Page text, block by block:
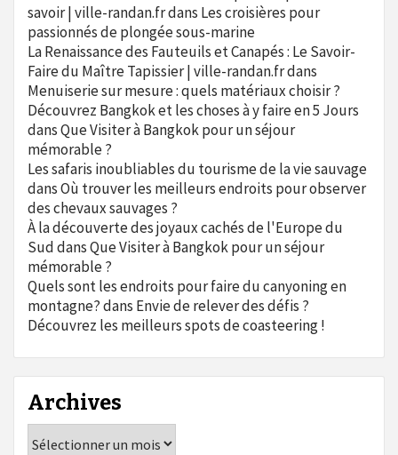
savoir | ville-randan.frdans Les croisières pour
passionnés de plongée sous-marine
La Renaissance des Fauteuils et Canapés : Le Savoir-
Faire du Maître Tapissier | ville-randan.frdans
Menuiserie sur mesure : quels matériaux choisir ?
Découvrez Bangkok et les choses à y faire en 5 Jours
dansQue Visiter à Bangkok pour un séjour
mémorable ?
Les safaris inoubliables du tourisme de la vie sauvage
dansOù trouver les meilleurs endroits pour observer
des chevaux sauvages ?
À la découverte des joyaux cachés de l'Europe du
SuddansQue Visiter à Bangkok pour un séjour
mémorable ?
Quels sont les endroits pour faire du canyoning en
montagne?dans Envie de relever des défis ?
Découvrez les meilleurs spots de coasteering !
Archives